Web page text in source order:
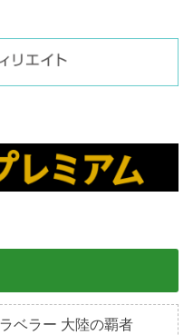
ベラー 大陸の覇者